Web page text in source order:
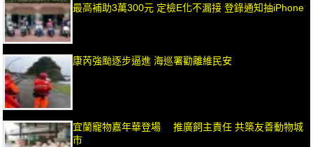
最高補助3萬300元 定檢E化不漏接 登錄通知抽iPhone
康芮強颱逐步逼進 海巡署勸離維民安
宜蘭寵物嘉年華登場 推廣飼主責任 共築友善動物城
市